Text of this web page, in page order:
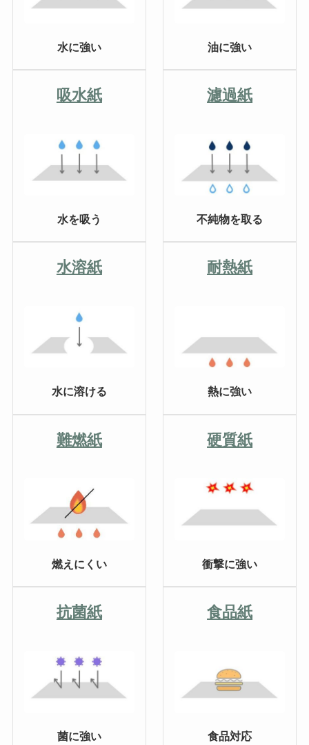
水に強い 油に強い
吸水紙
水を吸う
濾過紙
不純物を取る
水溶紙
水に溶ける
耐熱紙
熱に強い
難燃紙
燃えにくい
硬質紙
衝撃に強い
抗菌紙
菌に強い
食品紙
食品対応